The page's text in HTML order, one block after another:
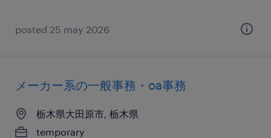
posted 25 may 2026
メーカー系の一般事務・oa事務
栃木県大田原市, 栃木県
temporary